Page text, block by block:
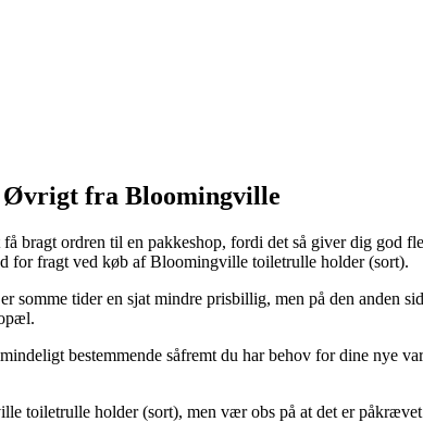
Øvrigt fra Bloomingville
bragt ordren til en pakkeshop, fordi det så giver dig god
for fragt ved køb af Bloomingville toiletrulle holder (sort).
tider en sjat mindre prisbillig, men på den anden
bestemmende såfremt du har behov for dine nye
toiletrulle holder (sort), men vær obs på at det er